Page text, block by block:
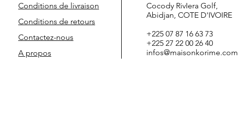
Conditions de livraison
Conditions de retours
Contactez-nous
A propos
Cocody RivIera Golf,
Abidjan, COTE D'IVOIRE
+225 07 87 16 63 73
+225 27 22 00 26 40
infos@maisonkorime.com